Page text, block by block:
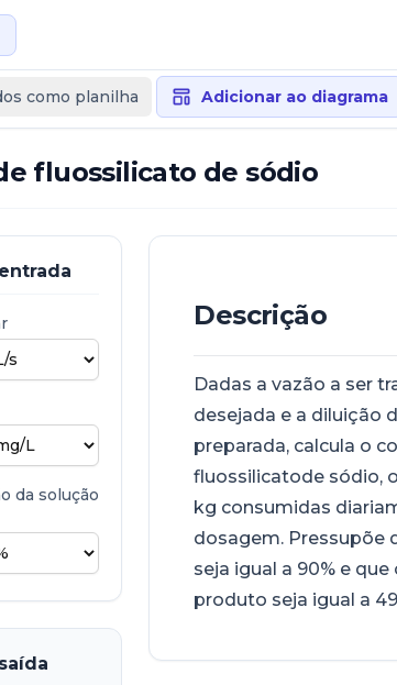
como planilha Adicionar ao diagrama
fluossilicato de sódio
da solução
Descrição
Dadas a vazão a ser
desejada e a diluição
preparada, calcula o
fluossilicatode sódio,
kg consumidas
dosagem. Pressupõe
seja igual a 90% e
produto seja igual a